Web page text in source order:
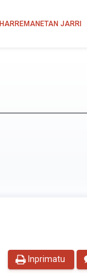
HARREMANETAN JARRI
Inprimatu